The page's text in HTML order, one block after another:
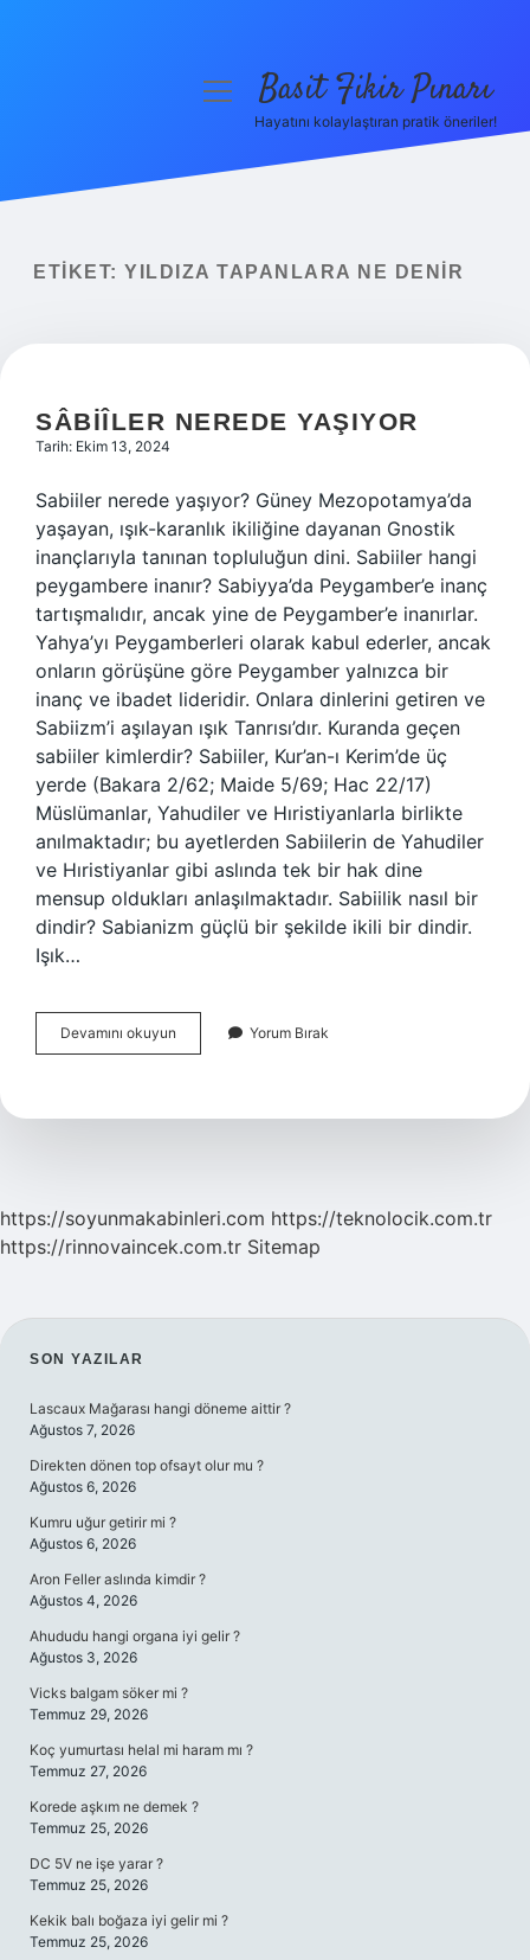
Yasal Uyarı
menüyüBasit Fikir Pınarı
Hayatını kolaylaştıran pratik öneriler!
ETIKET: YILDIZA TAPANLARA NE DENIR
SÂBIÎLER NEREDE YAŞIYOR
Tarih: Ekim 13, 2024
Sabiiler nerede yaşıyor? Güney Mezopotamya’da
yaşayan, ışık-karanlık ikiliğine dayanan Gnostik
inançlarıyla tanınan topluluğun dini. Sabiiler hangi
peygambere inanır? Sabiyya’da Peygamber’e inanç
tartışmalıdır, ancak yine de Peygamber’e inanırlar.
Yahya’yı Peygamberleri olarak kabul ederler, ancak
onların görüşüne göre Peygamber yalnızca bir
inanç ve ibadet lideridir. Onlara dinlerini getiren ve
Sabiizm’i aşılayan ışık Tanrısı’dır. Kuranda geçen
sabiiler kimlerdir? Sabiiler, Kur’an-ı Kerim’de üç
yerde (Bakara 2/62; Maide 5/69; Hac 22/17)
Müslümanlar, Yahudiler ve Hıristiyanlarla birlikte
anılmaktadır; bu ayetlerden Sabiilerin de Yahudiler
ve Hıristiyanlar gibi aslında tek bir hak dine
mensup oldukları anlaşılmaktadır. Sabiilik nasıl bir
dindir? Sabianizm güçlü bir şekilde ikili bir dindir.
Işık…
Devamını okuyun
Nerede
Yorum Bırak
https://soyunmakabinleri.com https://teknolocik.com.tr
https://rinnovaincek.com.tr Sitemap
SIDEBAR
SON YAZILAR
Lascaux Mağarası hangi döneme aittir ?
Ağustos 7, 2026
Direkten dönen top ofsayt olur mu ?
Ağustos 6, 2026
Kumru uğur getirir mi ?
Ağustos 6, 2026
Aron Feller aslında kimdir ?
Ağustos 4, 2026
Ahududu hangi organa iyi gelir ?
Ağustos 3, 2026
Vicks balgam söker mi ?
Temmuz 29, 2026
Koç yumurtası helal mi haram mı ?
Temmuz 27, 2026
Korede aşkım ne demek ?
Temmuz 25, 2026
DC 5V ne işe yarar ?
Temmuz 25, 2026
Kekik balı boğaza iyi gelir mi ?
Temmuz 25, 2026